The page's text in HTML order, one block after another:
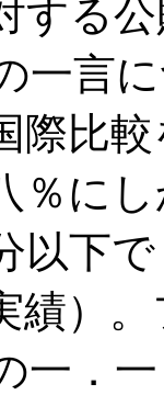
する
一言
際比
％に
以下
績）
一．